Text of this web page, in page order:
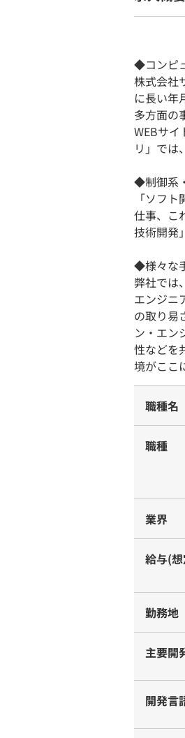
◆コンピ
株式会社
に長い年
多方面の
WEBサ
リ」では
◆制御系
「ソフ
仕事、こ
技術開発
◆様々な
弊社では
エンジニ
の取り易
ン・エン
性などを
境がここ
職種名
職種
業界
給与(
勤務地
主要開
開発言